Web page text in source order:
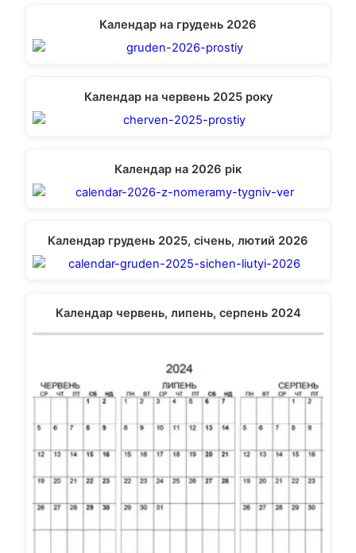
Календар на грудень 2026
Календар на червень 2025 року
Календар на 2026 рік
Календар грудень 2025, січень, лютий 2026
Календар червень, липень, серпень 2024